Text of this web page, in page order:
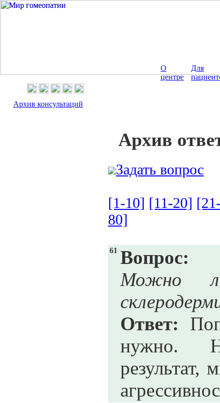
О
центре
Для
Архив
Задать вопрос
[1-10] [11-20]
80]
61 Вопрос:
Можно
Ответ:
нужно.
результат,
Архив консультаций